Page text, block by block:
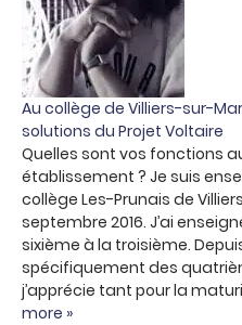
Au collège de Villiers-sur-
solutions du Projet Voltaire
Quelles sont vos fonctions
établissement ? Je suis
collège Les-Prunais de
septembre 2016. J’ai
sixième à la troisième.
spécifiquement des
j’apprécie tant pour la
more »